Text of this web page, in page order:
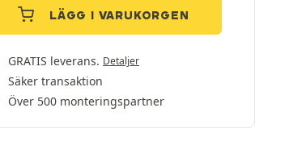
LÄGG I VARUKORGEN
GRATIS leverans. Detaljer
Säker transaktion
Över 500 monteringspartner